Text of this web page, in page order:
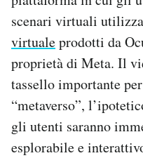
Hai bisogno di aiuto?
Esci
scenari virtuali
virtualeprodotti da
proprietà di Meta. Il
tassello importante
“metaverso”,
gli utenti saranno
esplorabile e